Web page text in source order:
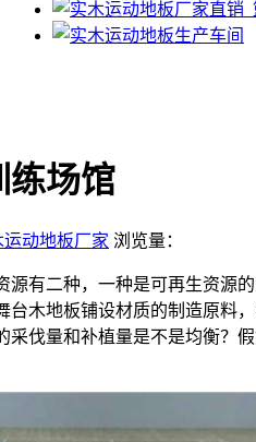
练场馆
运动地板厂家 浏览量：
有二种，一种是可再生资源
木地板铺设材质的制造原料
伐量和补植量是不是均衡？